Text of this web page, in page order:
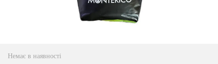
Немає в наявності